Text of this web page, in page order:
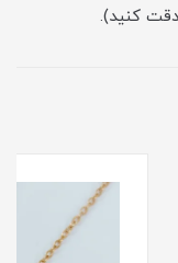
کنید).